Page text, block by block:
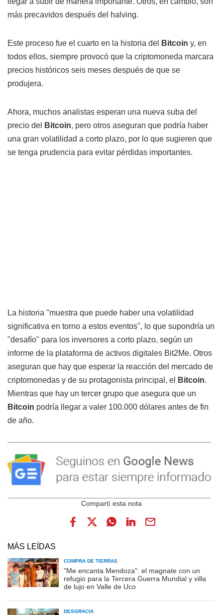
más precavidos después del halving.
Este proceso fue el cuarto en la historia del Bitcoin y, en
todos ellos, siempre provocó que la criptomoneda marcara
precios históricos seis meses después de que se
produjera.
Ahora, muchos analistas esperan una nueva suba del
precio del
Bitcoin, pero otros aseguran que podría haber
una gran volatilidad a corto plazo, por lo que sugieren que
se tenga prudencia para evitar pérdidas importantes.
La historia "muestra que puede haber una volatilidad
significativa en torno a estos eventos", lo que supondría un
"desafío" para los inversores a corto plazo, según un
informe de la plataforma de activos digitales Bit2Me. Otros
aseguran que hay que esperar la reacción del mercado de
criptomonedas y de su protagonista principal, el
Bitcoin.
Mientras que hay un tercer grupo que asegura que un
Bitcoin podría llegar a valer 100.000 dólares antes de fin
de año.
MÁS LEÍDAS
COMPRA DE TIERRAS
"Me encanta Mendoza": el magnate con un
refugio para la Tercera Guerra Mundial y villa
de lujo en Valle de Uco
DESGRACIA